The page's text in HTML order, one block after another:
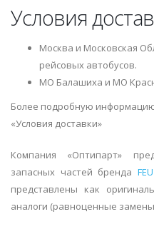
Условия
Москва и Московская
рейсовых автобусов.
МО Балашиха и МО
Более подробную
«Условия доставки»
Компания «Оптипарт»
запасных частей бренда FEU
представлены как
аналоги (равноценные